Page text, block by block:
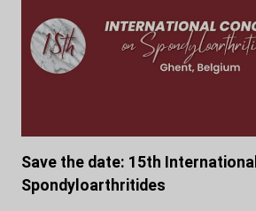
Save the date: 15th
Spondyloarthritides